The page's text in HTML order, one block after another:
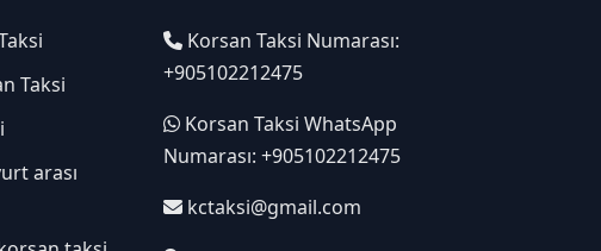
Taksi
arası
Korsan Taksi Numarası:
+905102212475
Korsan Taksi WhatsApp
Numarası: +905102212475
kctaksi@gmail.com